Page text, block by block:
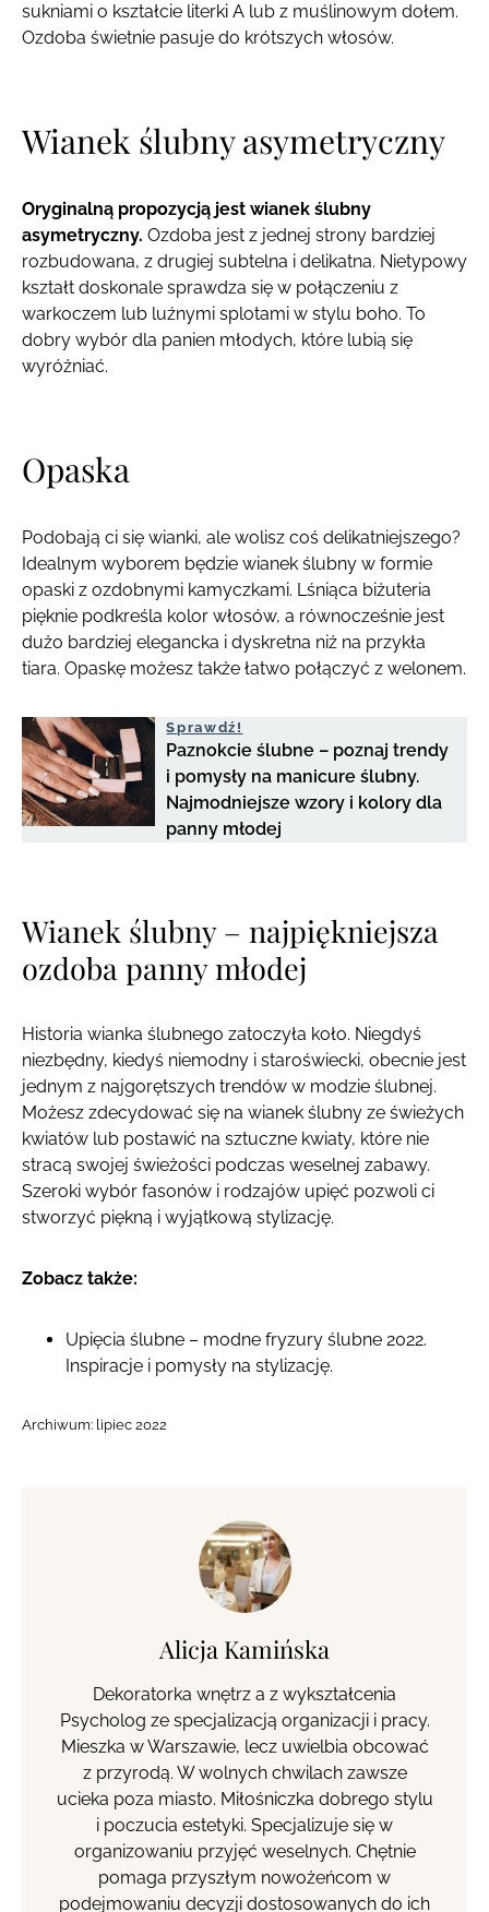
sukniami o kształcie literki A lub z muślinowym dołem.
Ozdoba świetnie pasuje do krótszych włosów.
Wianek ślubny asymetryczny
Oryginalną propozycją jest wianek ślubny
asymetryczny. Ozdoba jest z jednej strony bardziej
rozbudowana, z drugiej subtelna i delikatna. Nietypowy
kształt doskonale sprawdza się w połączeniu z
warkoczem lub luźnymi splotami w stylu boho. To
dobry wybór dla panien młodych, które lubią się
wyróżniać.
Opaska
Podobają ci się wianki, ale wolisz coś delikatniejszego?
Idealnym wyborem będzie wianek ślubny w formie
opaski z ozdobnymi kamyczkami. Lśniąca biżuteria
pięknie podkreśla kolor włosów, a równocześnie jest
dużo bardziej elegancka i dyskretna niż na przykła
tiara. Opaskę możesz także łatwo połączyć z welonem.
Sprawdź!
Paznokcie ślubne – poznaj trendy
i pomysły na manicure ślubny.
Najmodniejsze wzory i kolory dla
panny młodej
Wianek ślubny – najpiękniejsza
ozdoba panny młodej
Historia wianka ślubnego zatoczyła koło. Niegdyś
niezbędny, kiedyś niemodny i staroświecki, obecnie jest
jednym z najgorętszych trendów w modzie ślubnej.
Możesz zdecydować się na wianek ślubny ze świeżych
kwiatów lub postawić na sztuczne kwiaty, które nie
stracą swojej świeżości podczas weselnej zabawy.
Szeroki wybór fasonów i rodzajów upięć pozwoli ci
stworzyć piękną i wyjątkową stylizację.
Zobacz także:
Upięcia ślubne – modne fryzury ślubne 2022.
Inspiracje i pomysły na stylizację.
Archiwum: lipiec 2022
Alicja Kamińska
Dekoratorka wnętrz a z wykształcenia
Psycholog ze specjalizacją organizacji i pracy.
Mieszka w Warszawie, lecz uwielbia obcować
z przyrodą. W wolnych chwilach zawsze
ucieka poza miasto. Miłośniczka dobrego stylu
i poczucia estetyki. Specjalizuje się w
organizowaniu przyjęć weselnych. Chętnie
pomaga przyszłym nowożeńcom w
podejmowaniu decyzji dostosowanych do ich